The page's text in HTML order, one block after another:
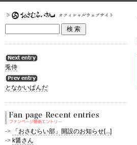
兎侍
となかいぱんだ
->
「おさむらい部」開設のお知らせ[...]
-> k醤さん